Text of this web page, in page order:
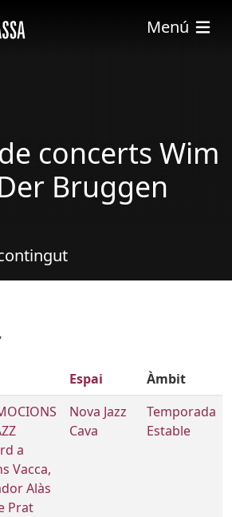
Menú
concerts Wim
Bruggen
Espai
Àmbit
a
Vacca,
Alàs
Prat
Nova Jazz
Cava
Temporada
Estable